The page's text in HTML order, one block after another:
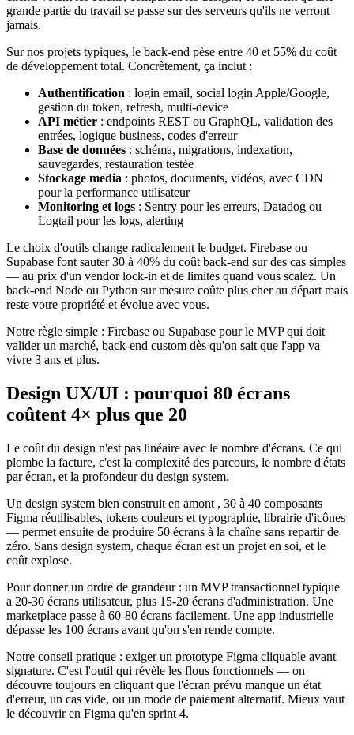
grande partie du travail se passe sur des serveurs qu'ils ne verront
jamais.
Sur nos projets typiques, le back-end pèse entre 40 et 55% du coût
de développement total. Concrètement, ça inclut :
Authentification : login email, social login Apple/Google,
gestion du token, refresh, multi-device
API métier : endpoints REST ou GraphQL, validation des
entrées, logique business, codes d'erreur
Base de données : schéma, migrations, indexation,
sauvegardes, restauration testée
Stockage media : photos, documents, vidéos, avec CDN
pour la performance utilisateur
Monitoring et logs : Sentry pour les erreurs, Datadog ou
Logtail pour les logs, alerting
Le choix d'outils change radicalement le budget. Firebase ou
Supabase font sauter 30 à 40% du coût back-end sur des cas simples
— au prix d'un vendor lock-in et de limites quand vous scalez. Un
back-end Node ou Python sur mesure coûte plus cher au départ mais
reste votre propriété et évolue avec vous.
Notre règle simple : Firebase ou Supabase pour le MVP qui doit
valider un marché, back-end custom dès qu'on sait que l'app va
vivre 3 ans et plus.
Design UX/UI : pourquoi 80 écrans
coûtent 4× plus que 20
Le coût du design n'est pas linéaire avec le nombre d'écrans. Ce qui
plombe la facture, c'est la complexité des parcours, le nombre d'états
par écran, et la profondeur du design system.
Un design system bien construit en amont , 30 à 40 composants
Figma réutilisables, tokens couleurs et typographie, librairie d'icônes
— permet ensuite de produire 50 écrans à la chaîne sans repartir de
zéro. Sans design system, chaque écran est un projet en soi, et le
coût explose.
Pour donner un ordre de grandeur : un MVP transactionnel typique
a 20-30 écrans utilisateur, plus 15-20 écrans d'administration. Une
marketplace passe à 60-80 écrans facilement. Une app industrielle
dépasse les 100 écrans avant qu'on s'en rende compte.
Notre conseil pratique : exiger un prototype Figma cliquable avant
signature. C'est l'outil qui révèle les flous fonctionnels — on
découvre toujours en cliquant que l'écran prévu manque un état
d'erreur, un cas vide, ou un mode de paiement alternatif. Mieux vaut
le découvrir en Figma qu'en sprint 4.